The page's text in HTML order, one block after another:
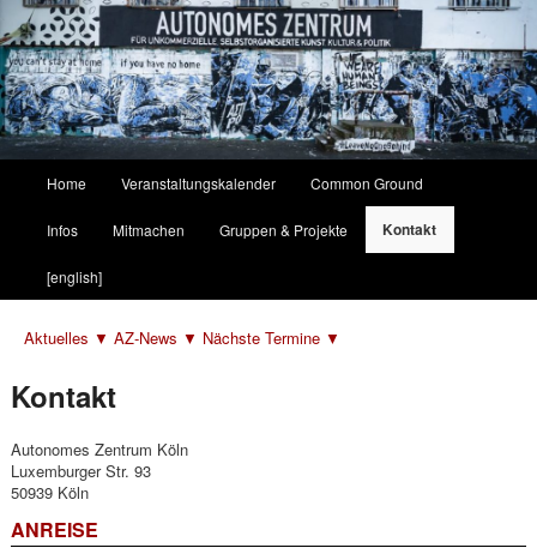
Zum
primären
Inhalt
springen
Zum
sekundären
Inhalt
springen
Home Veranstaltungskalender Common Ground
Infos Mitmachen Gruppen & Projekte Kontakt
[english]
Aktuelles ▼ AZ-News ▼ Nächste Termine ▼
Kontakt
Autonomes Zentrum Köln
Luxemburger Str. 93
50939 Köln
ANREISE